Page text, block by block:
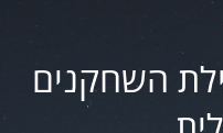
השחקנים